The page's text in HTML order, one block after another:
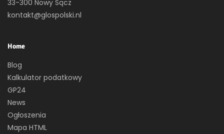
33-300 Nowy Sącz
kontakt@glospolski.nl
Home
Blog
Kalkulator podatkowy
GP24
News
Ogłoszenia
Mapa HTML